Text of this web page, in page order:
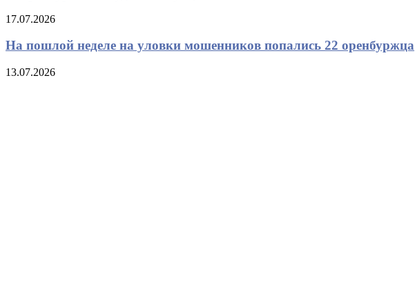
17.07.2026
На пошлой неделе на уловки мошенников попались 22 оренбуржца
13.07.2026